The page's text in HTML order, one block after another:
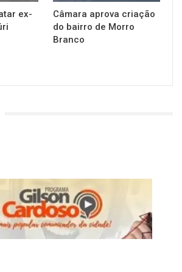
ex-
Câmara aprova criação
do bairro de Morro
Branco